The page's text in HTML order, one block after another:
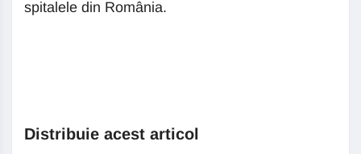
spitalele din România.
Distribuie acest articol